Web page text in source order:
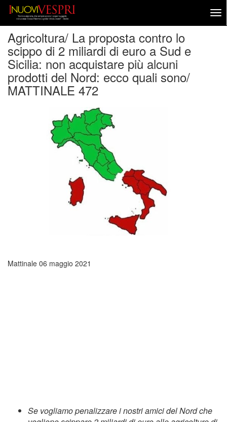
Agricoltura/ La proposta contro lo
scippo di 2 miliardi di euro a Sud e
Sicilia: non acquistare più alcuni
prodotti del Nord: ecco quali sono/
MATTINALE 472
Mattinale 06 maggio 2021
Se vogliamo penalizzare i nostri amici del Nord che